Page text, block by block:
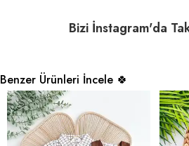
Bizi İnstagram'da
Benzer Ürünleri İncele 🍀